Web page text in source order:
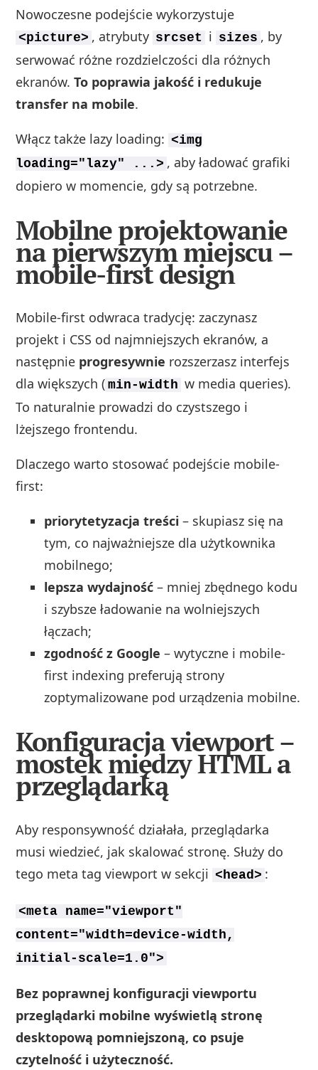
Nowoczesne podejście wykorzystuje
<picture> , atrybuty srcset i sizes , by
serwować różne rozdzielczości dla różnych
ekranów.To poprawia jakość i redukuje
transfer na mobile.
Włącz także lazy loading: <img
loading="lazy" ...> , aby ładować grafiki
dopiero w momencie, gdy są potrzebne.
Mobilne projektowanie
na pierwszym miejscu –
mobile-first design
Mobile-first odwraca tradycję: zaczynasz
projekt i CSS od najmniejszych ekranów, a
następnie progresywnie rozszerzasz interfejs
dla większych ( min-width w media queries).
To naturalnie prowadzi do czystszego i
lżejszego frontendu.
Dlaczego warto stosować podejście mobile-
first:
priorytetyzacja treści – skupiasz się na
tym, co najważniejsze dla użytkownika
mobilnego;
lepsza wydajność – mniej zbędnego kodu
i szybsze ładowanie na wolniejszych
łączach;
zgodność z Google – wytyczne i mobile-
first indexing preferują strony
zoptymalizowane pod urządzenia mobilne.
Konfiguracja viewport –
mostek między HTML a
przeglądarką
Aby responsywność działała, przeglądarka
musi wiedzieć, jak skalować stronę. Służy do
tego meta tag viewport w sekcji <head> :
<meta name="viewport"
content="width=device-width,
initial-scale=1.0">
Bez poprawnej konfiguracji viewportu
przeglądarki mobilne wyświetlą stronę
desktopową pomniejszoną, co psuje
czytelność i użyteczność.